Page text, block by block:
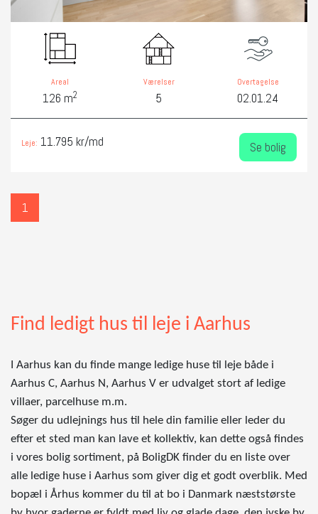
Areal
126 m2
Værelser
5
Overtagelse
02.01.24
Leje: 11.795 kr/md Se bolig
1
Find ledigt hus til leje i Aarhus
I Aarhus kan du finde mange ledige huse til leje både i
Aarhus C, Aarhus N, Aarhus V er udvalget stort af ledige
villaer, parcelhuse m.m.
Søger du udlejnings hus til hele din familie eller leder du
efter et sted man kan lave et kollektiv, kan dette også findes
i vores bolig sortiment, på BoligDK finder du en liste over
alle ledige huse i Aarhus som giver dig et godt overblik. Med
bopæl i Århus kommer du til at bo i Danmark næststørste